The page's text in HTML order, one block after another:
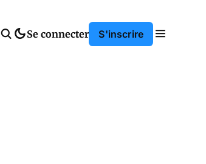
Se connecter S'inscrire